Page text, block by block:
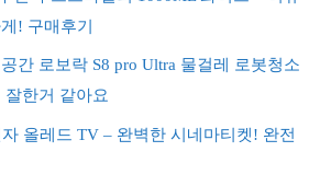
! 구매후기
간 로보락 S8 pro Ultra 물걸레 로봇청소
한거 같아요
올레드 TV – 완벽한 시네마티켓! 완전